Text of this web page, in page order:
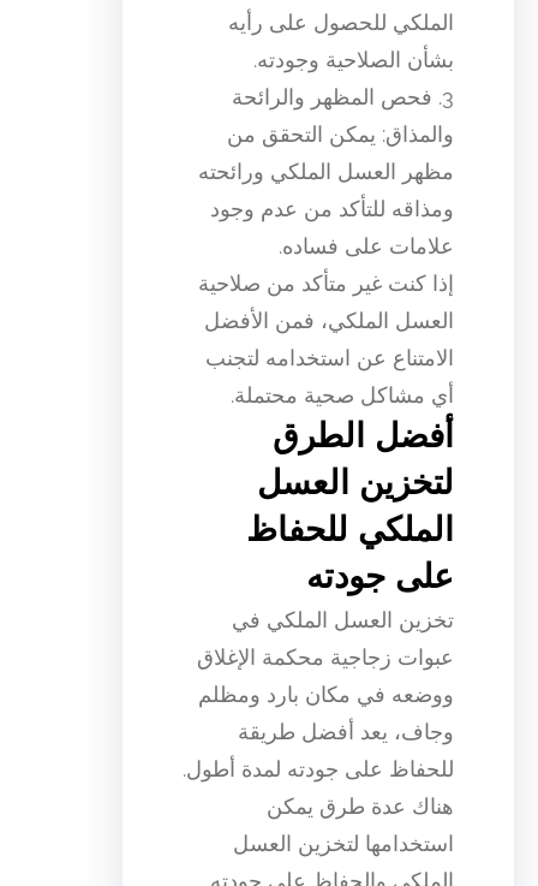
الملكي للحصول على رأيه
بشأن الصلاحية وجودته.
3. فحص المظهر والرائحة
والمذاق: يمكن التحقق من
مظهر العسل الملكي ورائحته
ومذاقه للتأكد من عدم وجود
علامات على فساده.
إذا كنت غير متأكد من صلاحية
العسل الملكي، فمن الأفضل
الامتناع عن استخدامه لتجنب
أي مشاكل صحية محتملة.
أفضل الطرق
لتخزين العسل
الملكي للحفاظ
على جودته
تخزين العسل الملكي في
عبوات زجاجية محكمة الإغلاق
ووضعه في مكان بارد ومظلم
وجاف، يعد أفضل طريقة
للحفاظ على جودته لمدة أطول.
هناك عدة طرق يمكن
استخدامها لتخزين العسل
الملكي والحفاظ على جودته.